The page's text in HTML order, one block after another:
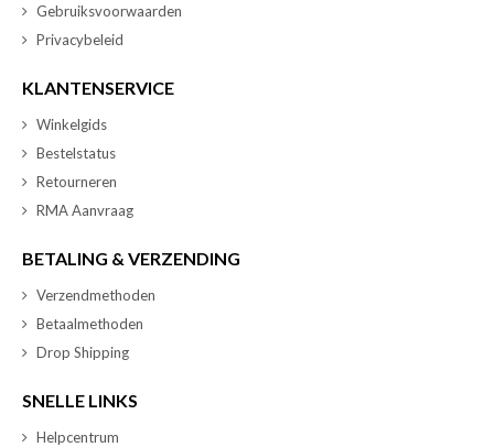
Gebruiksvoorwaarden
Privacybeleid
KLANTENSERVICE
Winkelgids
Bestelstatus
Retourneren
RMA Aanvraag
BETALING & VERZENDING
Verzendmethoden
Betaalmethoden
Drop Shipping
SNELLE LINKS
Helpcentrum